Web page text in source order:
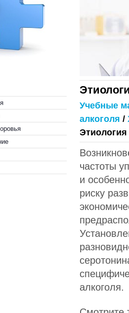
Учебные
алкоголя /
частоты
и
риску
алкоголя.